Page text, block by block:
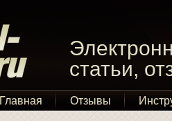
статьи,
Главная Отзывы